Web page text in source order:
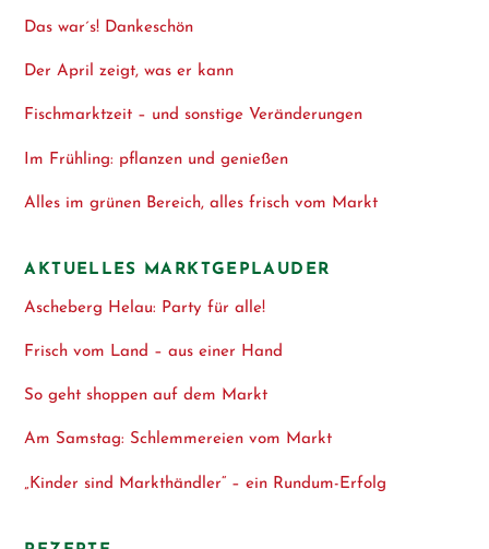
Das war´s! Dankeschön
Der April zeigt, was er kann
Fischmarktzeit – und sonstige Veränderungen
Im Frühling: pflanzen und genießen
Alles im grünen Bereich, alles frisch vom Markt
AKTUELLES MARKTGEPLAUDER
Ascheberg Helau: Party für alle!
Frisch vom Land – aus einer Hand
So geht shoppen auf dem Markt
Am Samstag: Schlemmereien vom Markt
„Kinder sind Markthändler“ – ein Rundum-Erfolg